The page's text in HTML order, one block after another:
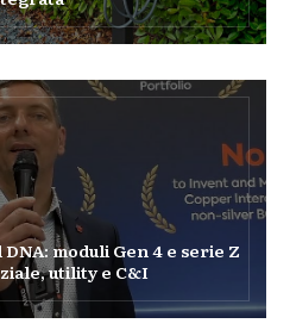
moduli Gen 4 e serie Z
utility e C&I